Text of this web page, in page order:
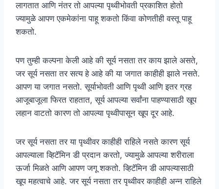
लागतात आणि नंतर तो आपल्या पृथ्वीभोवती प्रकाशित होतो
ज्यामुळे आपण एकमेकांना पाहू शकतो किंवा कोणतीही वस्तू पाहू
शकतो.
पण तुम्ही कल्पना केली आहे की सूर्य नसता तर काय झाले असते,
जर सूर्य नसता तर सत्य हे आहे की या जगात काहीही झाले नसते.
आपण या जगात नसतो. सूर्याभोवती आणि पृथ्वी आणि इतर ग्रह
आजूबाजूला फिरत राहतात, सूर्य आपल्या सर्वांना पाहण्यासाठी खूप
लहान वाटतो कारण तो आपल्या पृथ्वीपासून खूप दूर आहे.
जर सूर्य नसता तर या पृथ्वीवर काहीही राहिले नसते कारण सूर्य
आपल्याला व्हिटॅमिन डी प्रदान करतो, ज्यामुळे आपल्या शरीराला
ऊर्जा मिळते आणि आपण जगू शकतो. व्हिटॅमिन डी आपल्यासाठी
खूप महत्वाचे आहे. जर सूर्य नसता तर पृथ्वीवर काहीही अन्न राहिले